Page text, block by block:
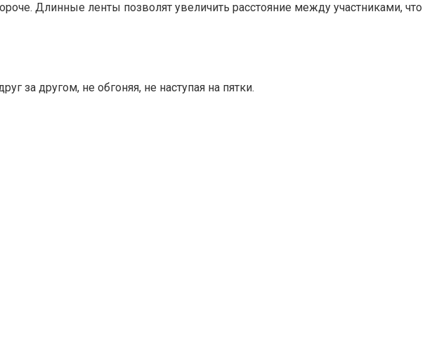
Длинные ленты позволят увеличить расстояние между участниками, что
за другом, не обгоняя, не наступая на пятки.